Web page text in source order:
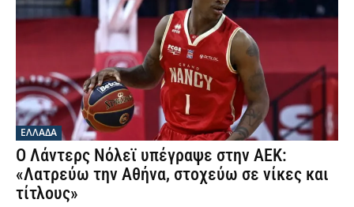
ΕΛΛΑΔΑ
Ο Λάντερς Νόλεϊ υπέγραψε στην ΑΕΚ:
«Λατρεύω την Αθήνα, στοχεύω σε νίκες και
τίτλους»